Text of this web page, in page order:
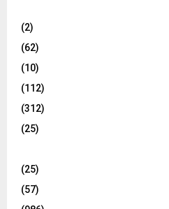
(2)
(62)
(10)
(112)
(312)
(25)
(25)
(57)